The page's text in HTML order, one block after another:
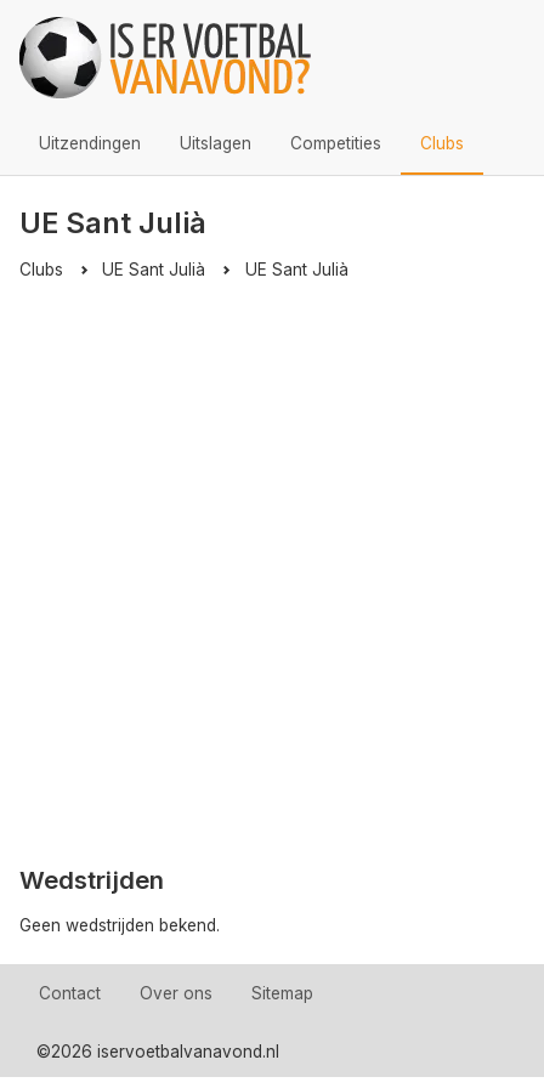
Uitzendingen Uitslagen Competities Clubs
UE Sant Julià
Clubs UE Sant Julià UE Sant Julià
Wedstrijden
Geen wedstrijden bekend.
Contact Over ons Sitemap
©2026 iservoetbalvanavond.nl